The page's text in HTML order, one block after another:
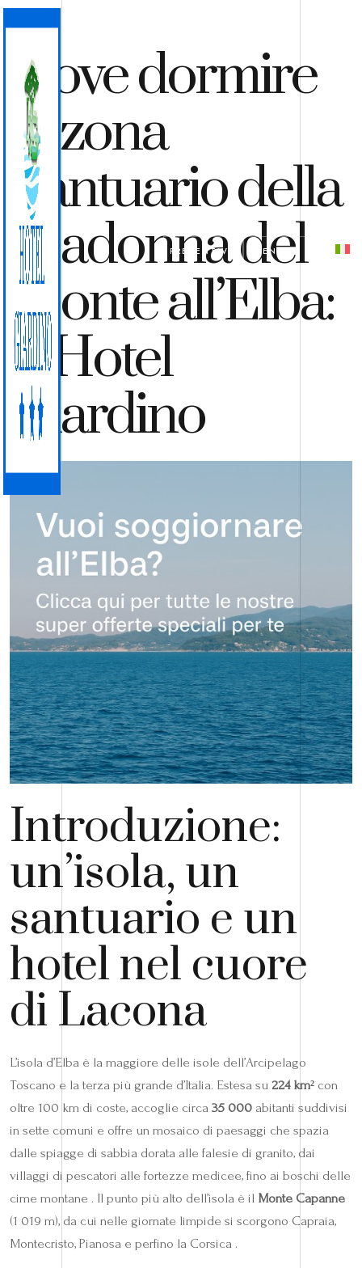
PRENOTA
PREVENTIVO
Dove dormire
in zona
Santuario della
Madonna del
Monte all’Elba:
L’Hotel
Giardino
Introduzione:
un’isola, un
santuario e un
hotel nel cuore
di Lacona
L’isola d’Elba è la maggiore delle isole dell’Arcipelago
Toscano e la terza più grande d’Italia. Estesa su 224 km² con
oltre 100 km di coste, accoglie circa 35 000 abitanti suddivisi
in sette comuni e offre un mosaico di paesaggi che spazia
dalle spiagge di sabbia dorata alle falesie di granito, dai
villaggi di pescatori alle fortezze medicee, fino ai boschi delle
cime montane . Il punto più alto dell’isola è il Monte Capanne
(1 019 m), da cui nelle giornate limpide si scorgono Capraia,
Montecristo, Pianosa e perfino la Corsica .